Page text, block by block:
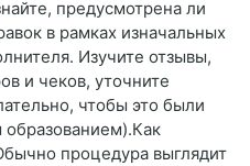
предусмотрена ли
в рамках изначальных
Изучите отзывы,
и чеков, уточните
чтобы это были
процедура выглядит